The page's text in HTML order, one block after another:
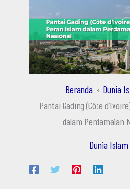
Beranda
Dunia
Pantai Gading (Côte
dalam Perdamaian
Dunia Islam